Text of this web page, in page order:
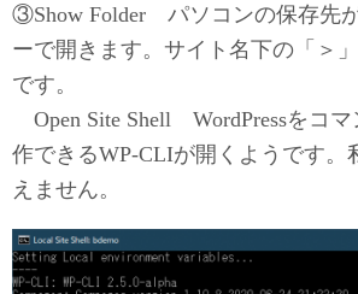
③Show Folder パソコンの保存先
ーで開きます。サイト名下の「＞
です。
Open Site Shell WordPressをコ
作できるWP-CLIが開くようです。
えません。